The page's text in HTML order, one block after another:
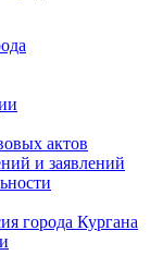
актов
и заявлений
города Кургана